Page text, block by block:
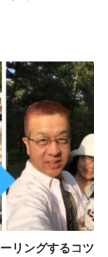
リングするコツ